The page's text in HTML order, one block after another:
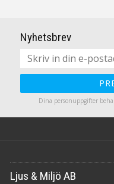
Nyhetsbrev
Dina personuppgifter
Ljus & Miljö AB